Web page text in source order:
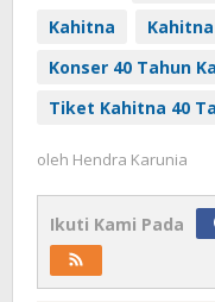
Kahitna
Konser 40 Tahun
Tiket Kahitna 40
oleh Hendra Karunia
Ikuti Kami Pada